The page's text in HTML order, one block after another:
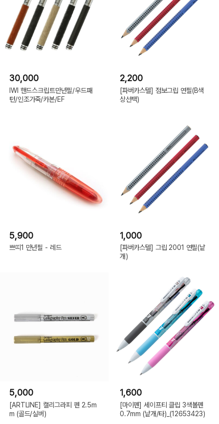
30,000
IWI 핸드스크립트만년필/우드패
턴/인조가죽/카본/EF
2,200
[파버카스텔] 점보그립 연필(B색
상선택)
5,900
쁘띠1 만년필 - 레드
1,000
[파버카스텔] 그립 2001 연필(낱
개)
5,000
[ARTLINE] 캘리그라피 펜 2.5m
m (골드/실버)
1,600
[마이펜] 세이프티 클립 3색볼펜
0.7mm (낱개/타)_(12653423)